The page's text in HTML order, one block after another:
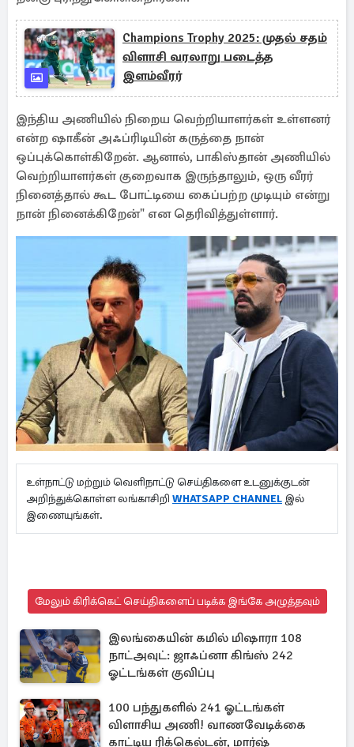
Champions Trophy 2025: முதல் சதம்
விளாசி வரலாறு படைத்த
இளம்வீரர்
இந்திய அணியில் நிறைய வெற்றியாளர்கள் உள்ளனர்
என்ற ஷாகீன் அஃப்ரிடியின் கருத்தை நான்
ஒப்புக்கொள்கிறேன். ஆனால், பாகிஸ்தான் அணியில்
வெற்றியாளர்கள் குறைவாக இருந்தாலும், ஒரு வீரர்
நினைத்தால் கூட போட்டியை கைப்பற்ற முடியும் என்று
நான் நினைக்கிறேன்" என தெரிவித்துள்ளார்.
உள்நாட்டு மற்றும் வெளிநாட்டு செய்திகளை உடனுக்குடன்
அறிந்துக்கொள்ள லங்காசிறி WHATSAPP CHANNEL இல்
இணையுங்கள்.
மேலும் கிரிக்கெட் செய்திகளைப் படிக்க இங்கே அழுத்தவும்
இலங்கையின் கமில் மிஷாரா 108
நாட்அவுட்: ஜாஃப்னா கிங்ஸ் 242
ஓட்டங்கள் குவிப்பு
100 பந்துகளில் 241 ஓட்டங்கள்
விளாசிய அணி! வாணவேடிக்கை
காட்டிய ரிக்கெல்டன், மார்ஷ்